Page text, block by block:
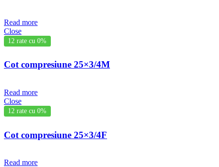
Read more
Close
12 rate cu 0%
Cot compresiune 25×3/4M
Read more
Close
12 rate cu 0%
Cot compresiune 25×3/4F
Read more